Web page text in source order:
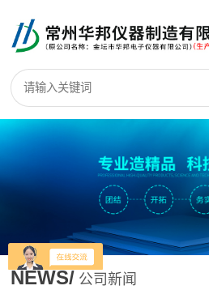
NEWS/ 公司新闻